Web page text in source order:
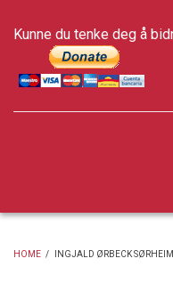
Kunne du tenke deg å
HOME / INGJALD ØRBECK SØRHEIM